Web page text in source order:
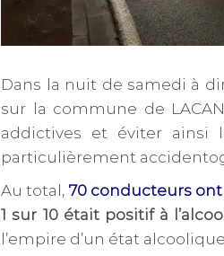
Dans la nuit de samedi à
sur la commune de
addictives et éviter ainsi
particulièrement
Au total, 70 conducteurs
1 sur 10 était positif à
l’empire d’un état